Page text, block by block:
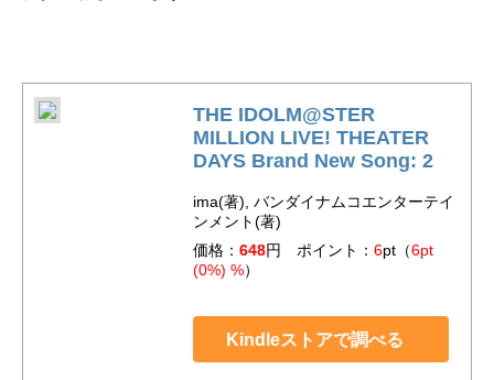
THE IDOLM@STER
MILLION LIVE! THEATER
DAYS Brand New Song: 2
ima(著), バンダイナムコエンターテイ
ンメント(著)
価格： 648円 ポイント： 6pt（6pt
(0%) %）
Kindleストアで調べる